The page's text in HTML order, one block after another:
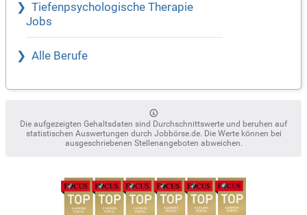
Tiefenpsychologische Therapie
Jobs
Alle Berufe
Die aufgezeigten Gehaltsdaten sind Durchschnittswerte und beruhen auf
statistischen Auswertungen durch Jobbörse.de. Die Werte können bei
ausgeschriebenen Stellenangeboten abweichen.